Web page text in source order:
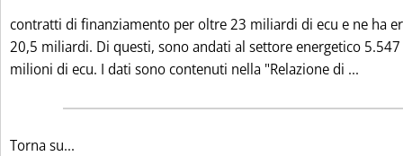
contratti di finanziamento per oltre 23 miliardi di ecu e ne ha
20,5 miliardi. Di questi, sono andati al settore energetico 5.547
milioni di ecu. I dati sono contenuti nella "Relazione di ...
Torna su...